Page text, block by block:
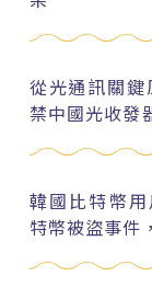
從光通訊關
禁中國光收發
韓國比特幣
特幣被盜事件